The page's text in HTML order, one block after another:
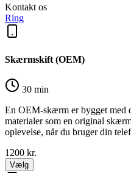
Kontakt os
Ring
Skærmskift (OEM)
30 min
En OEM-skærm er bygget med
materialer som en original
oplevelse, når du bruger din
1200 kr.
Vælg